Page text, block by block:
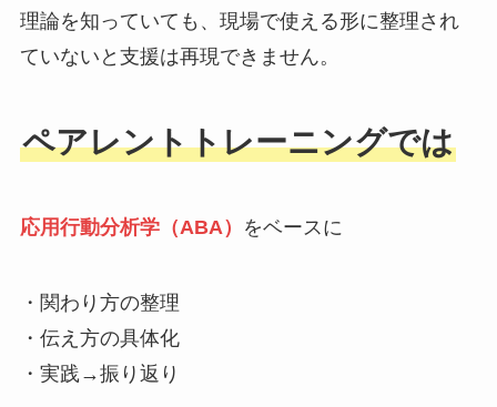
理論を知っていても、現場で使える形に整理され
ていないと支援は再現できません。
ペアレントトレーニングでは
応用行動分析学（ABA） をベースに
・関わり方の整理
・伝え方の具体化
・実践→振り返り